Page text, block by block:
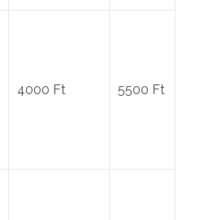
4000 Ft 5500 Ft